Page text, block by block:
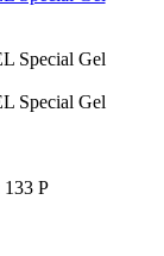
133 Р